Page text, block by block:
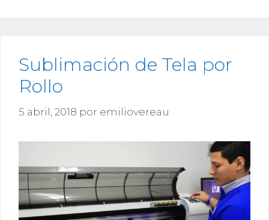
Sublimación de Tela por
Rollo
5 abril, 2018 por emiliovereau